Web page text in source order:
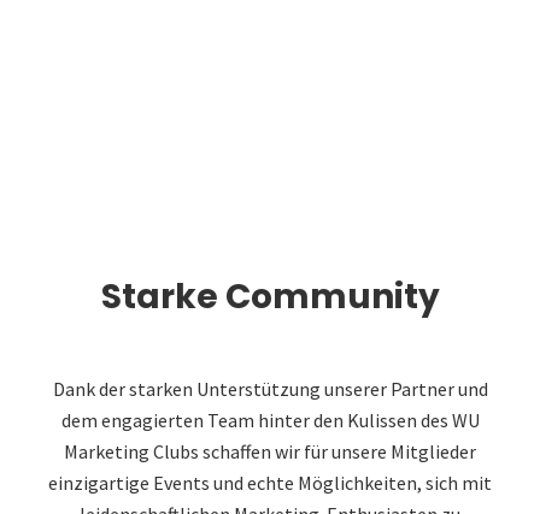
Starke Community
Dank der starken Unterstützung unserer Partner und
dem engagierten Team hinter den Kulissen des WU
Marketing Clubs schaffen wir für unsere Mitglieder
einzigartige Events und echte Möglichkeiten, sich mit